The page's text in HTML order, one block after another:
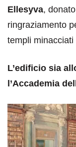
Ellesyva,
ringraziamento
templi
L’edificio sia
l’Accademia